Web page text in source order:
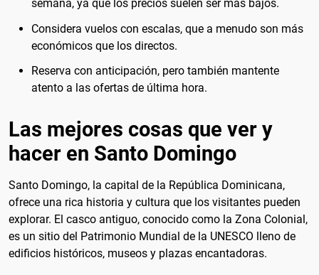
semana, ya que los precios suelen ser más bajos.
Considera vuelos con escalas, que a menudo son más
económicos que los directos.
Reserva con anticipación, pero también mantente
atento a las ofertas de última hora.
Las mejores cosas que ver y
hacer en Santo Domingo
Santo Domingo, la capital de la República Dominicana,
ofrece una rica historia y cultura que los visitantes pueden
explorar. El casco antiguo, conocido como la Zona Colonial,
es un sitio del Patrimonio Mundial de la UNESCO lleno de
edificios históricos, museos y plazas encantadoras.